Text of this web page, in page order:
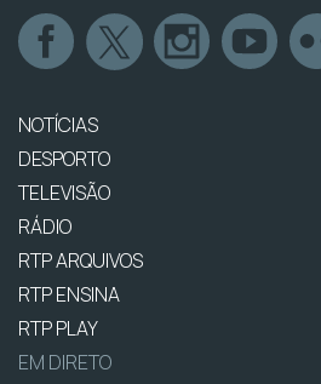
NOTÍCIAS
DESPORTO
TELEVISÃO
RÁDIO
RTP ARQUIVOS
RTP ENSINA
RTP PLAY
EM DIRETO